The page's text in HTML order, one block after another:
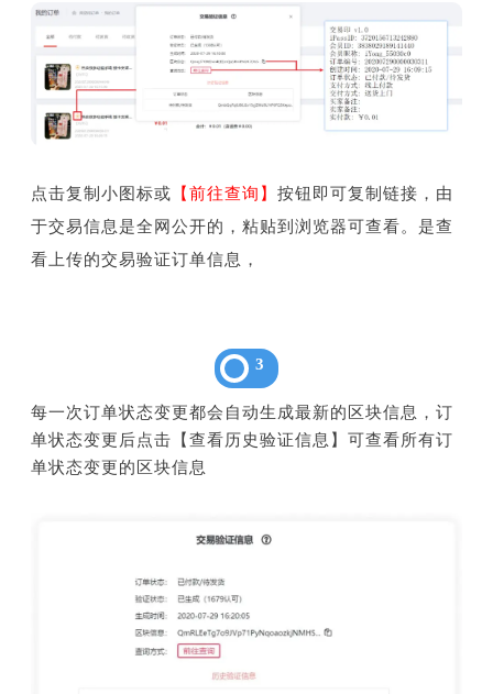
点击复制小图标或 【前往查询】 按钮即可复制链接，由
于交易信息是全网公开的，粘贴到浏览器可查看。是查
看上传的交易验证订单信息，
3
每一次订单状态变更都会自动生成最新的区块信息，订
单状态变更后点击【查看历史验证信息】可查看所有订
单状态变更的区块信息